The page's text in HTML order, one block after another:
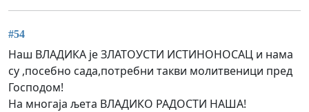
#54
Наш ВЛАДИКА је ЗЛАТОУСТИ ИСТИНОНОСАЦ и нама
су ,посебно сада,потребни такви молитвеници пред
Господом!
На многаја љета ВЛАДИКО РАДОСТИ НАША!